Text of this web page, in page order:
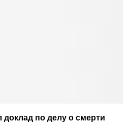
по делу о смерти